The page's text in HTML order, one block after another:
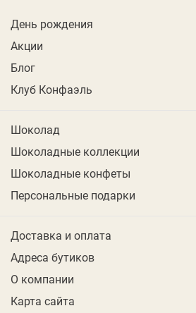
День рождения
Акции
Блог
Клуб Конфаэль
Шоколад
Шоколадные коллекции
Шоколадные конфеты
Персональные подарки
Доставка и оплата
Адреса бутиков
О компании
Карта сайта